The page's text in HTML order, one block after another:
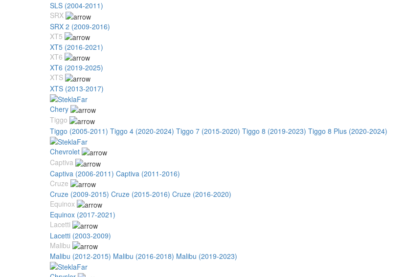
SLS (2004-2011)
SRX
SRX 2 (2009-2016)
XT5
XT5 (2016-2021)
XT6
XT6 (2019-2025)
XTS
XTS (2013-2017)
Chery
Tiggo
Tiggo (2005-2011) Tiggo 4 (2020-2024) Tiggo 7 (2015-2020) Tiggo 8 (2019-2023) Tiggo 8 Plus (2020-2024)
Chevrolet
Captiva
Captiva (2006-2011) Captiva (2011-2016)
Cruze
Cruze (2009-2015) Cruze (2015-2016) Cruze (2016-2020)
Equinox
Equinox (2017-2021)
Lacetti
Lacetti (2003-2009)
Malibu
Malibu (2012-2015) Malibu (2016-2018) Malibu (2019-2023)